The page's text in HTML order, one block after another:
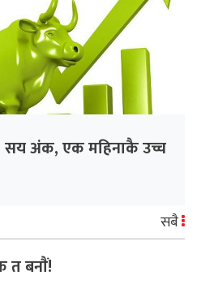
सय अंक, एक महिनाकै उच्च
सबै
त बनाैं!